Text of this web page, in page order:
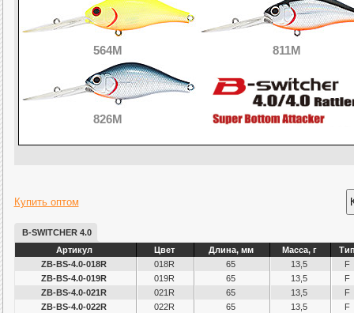
564M 811M
826M
Купить оптом
B-SWITCHER 4.0
Артикул
Цвет Длина, мм Масса, г
ZB-BS-4.0-018R
018R 65 13,5
F
ZB-BS-4.0-019R
019R 65 13,5
F
ZB-BS-4.0-021R
021R 65 13,5
F
ZB-BS-4.0-022R
022R 65 13,5
F